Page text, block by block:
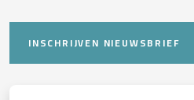
INSCHRIJVEN NIEUWSBRIEF